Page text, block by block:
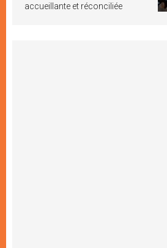
accueillante et réconciliée